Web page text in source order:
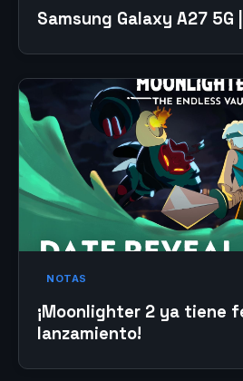
Samsung Galaxy A27 5G |
NOTAS
¡Moonlighter 2 ya tiene
lanzamiento!